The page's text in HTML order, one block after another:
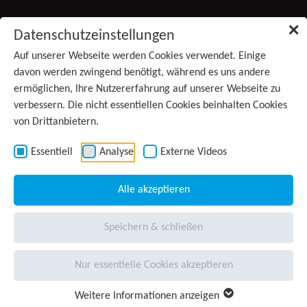
✕
Datenschutzeinstellungen
Auf unserer Webseite werden Cookies verwendet. Einige
davon werden zwingend benötigt, während es uns andere
ermöglichen, Ihre Nutzererfahrung auf unserer Webseite zu
verbessern. Die nicht essentiellen Cookies beinhalten Cookies
von Drittanbietern.
Essentiell Analyse Externe Videos
Alle akzeptieren
Speichern & schließen
Nur essentielle Cookies akzeptieren
Weitere Informationen anzeigen
Produkte
(aktiv)
Services
Unternehmen
Presse
Karriere